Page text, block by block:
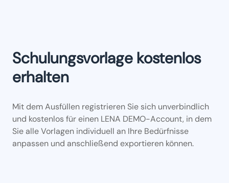
Schulungsvorlage kostenlos
erhalten
Mit dem Ausfüllen registrieren Sie sich unverbindlich
und kostenlos für einen LENA DEMO-Account, in dem
Sie alle Vorlagen individuell an Ihre Bedürfnisse
anpassen und anschließend exportieren können.